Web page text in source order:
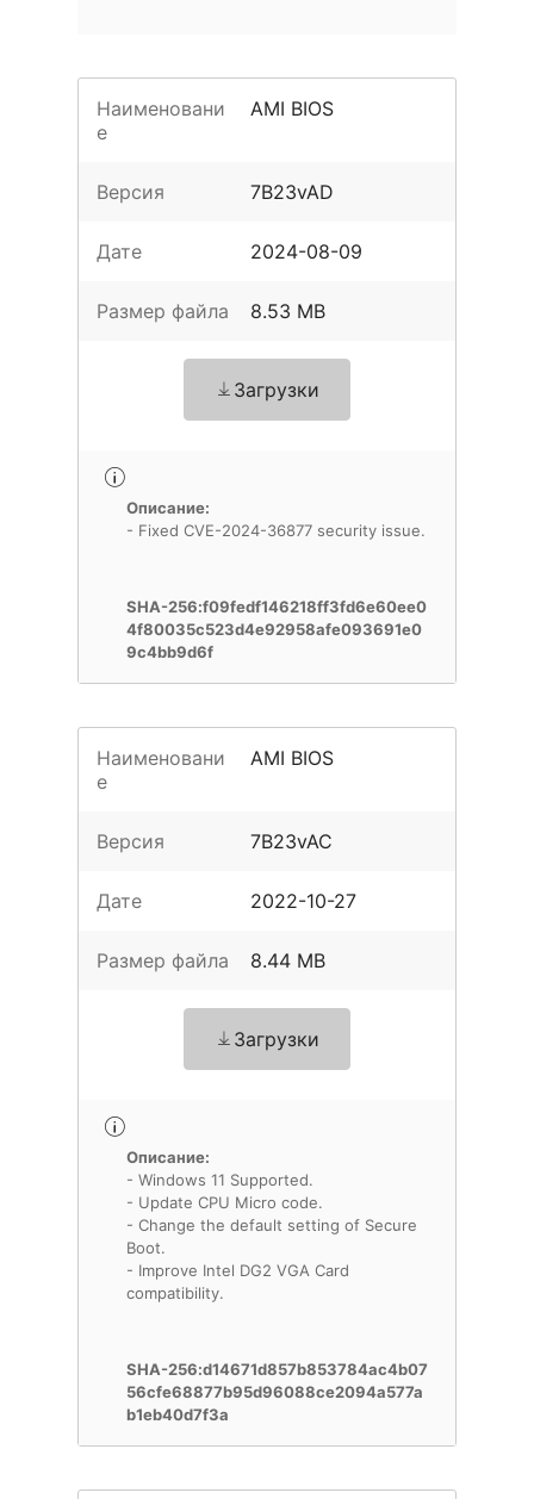
Наименовани
е
AMI BIOS
Версия 7B23vAD
Дате 2024-08-09
Размер файла 8.53 MB
Загрузки
Описание:
- Fixed CVE-2024-36877 security issue.
SHA-256:f09fedf146218ff3fd6e60ee0
4f80035c523d4e92958afe093691e0
9c4bb9d6f
Наименовани
е
AMI BIOS
Версия 7B23vAC
Дате 2022-10-27
Размер файла 8.44 MB
Загрузки
Описание:
- Windows 11 Supported.
- Update CPU Micro code.
- Change the default setting of Secure
Boot.
- Improve Intel DG2 VGA Card
compatibility.
SHA-256:d14671d857b853784ac4b07
56cfe68877b95d96088ce2094a577a
b1eb40d7f3a